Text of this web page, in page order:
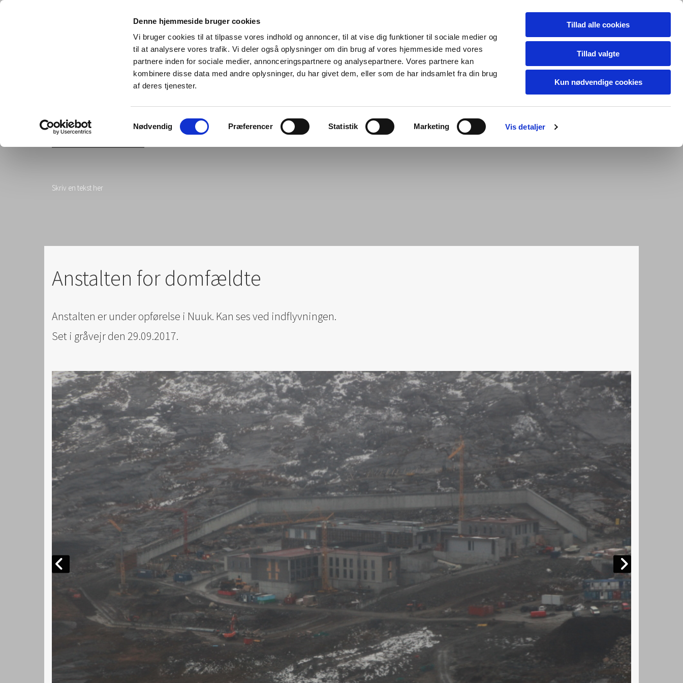
Denne hjemmeside bruger cookies
Vi bruger cookies til at tilpasse vores indhold og annoncer, til at vise dig funktioner til sociale medier og
til at analysere vores trafik. Vi deler også oplysninger om din brug af vores hjemmeside med vores
partnere inden for sociale medier, annonceringspartnere og analysepartnere. Vores partnere kan
kombinere disse data med andre oplysninger, du har givet dem, eller som de har indsamlet fra din brug
af deres tjenester.
Nødvendig Præferencer Statistik Marketing Vis detaljer
Tillad alle cookies
Tillad valgte
Kun nødvendige cookies
Bramsen - Denmark
Skriv en tekst her
Anstalten for domfældte
Anstalten er under opførelse i Nuuk. Kan ses ved indflyvningen.
Set i gråvejr den 29.09.2017.